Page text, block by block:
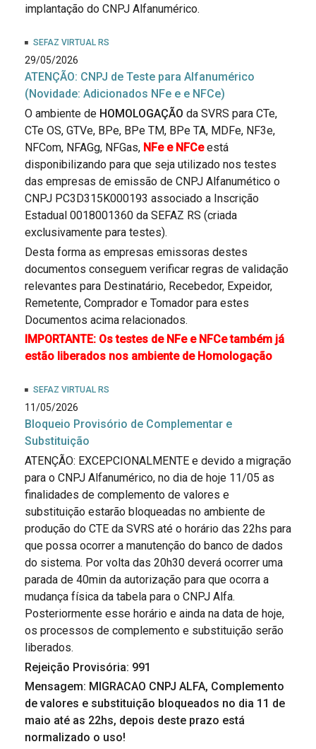
implantação do CNPJ Alfanumérico.
SEFAZ VIRTUAL RS
29/05/2026
ATENÇÃO: CNPJ de Teste para Alfanumérico
(Novidade: Adicionados NFe e e NFCe)
O ambiente de HOMOLOGAÇÃO da SVRS para CTe,
CTe OS, GTVe, BPe, BPe TM, BPe TA, MDFe, NF3e,
NFCom, NFAGg, NFGas, NFe e NFCeestá
disponibilizando para que seja utilizado nos testes
das empresas de emissão de CNPJ Alfanumético o
CNPJ PC3D315K000193 associado a Inscrição
Estadual 0018001360 da SEFAZ RS (criada
exclusivamente para testes).
Desta forma as empresas emissoras destes
documentos conseguem verificar regras de validação
relevantes para Destinatário, Recebedor, Expeidor,
Remetente, Comprador e Tomador para estes
Documentos acima relacionados.
IMPORTANTE: Os testes de NFe e NFCe também já
estão liberados nos ambiente de Homologação
SEFAZ VIRTUAL RS
11/05/2026
Bloqueio Provisório de Complementar e
Substituição
ATENÇÃO: EXCEPCIONALMENTE e devido a migração
para o CNPJ Alfanumérico, no dia de hoje 11/05 as
finalidades de complemento de valores e
substituição estarão bloqueadas no ambiente de
produção do CTE da SVRS até o horário das 22hs para
que possa ocorrer a manutenção do banco de dados
do sistema. Por volta das 20h30 deverá ocorrer uma
parada de 40min da autorização para que ocorra a
mudança física da tabela para o CNPJ Alfa.
Posteriormente esse horário e ainda na data de hoje,
os processos de complemento e substituição serão
liberados.
Rejeição Provisória: 991
Mensagem: MIGRACAO CNPJ ALFA, Complemento
de valores e substituição bloqueados no dia 11 de
maio até as 22hs, depois deste prazo está
normalizado o uso!